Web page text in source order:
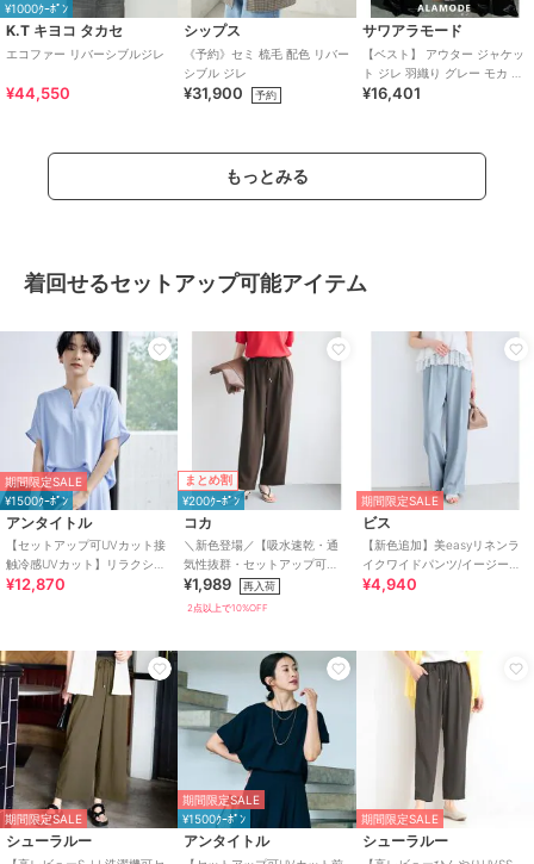
¥1000ｸｰﾎﾟﾝ
K.T キヨコ タカセ
エコファー リバーシブルジレ
¥44,550
シップス
《予約》セミ 梳毛 配色 リバー
シブル ジレ
¥31,900 予約
サワアラモード
【ベスト】 アウター ジャケッ
ト ジレ 羽織り グレー モカ ノ
ースリーブ ボア リバーシブル
¥16,401
もっとみる
着回せるセットアップ可能アイテム
期間限定SALE
¥1500ｸｰﾎﾟﾝ
アンタイトル
【セットアップ可UVカット接
触冷感UVカット】リラクシー
キーVネックブラウス
¥12,870
まとめ割
¥200ｸｰﾎﾟﾝ
コカ
＼新色登場／【吸水速乾・通
気性抜群・セットアップ可
能】シボサテンライクイージ
ーパンツ 全6色
¥1,989 再入荷
2点以上で10%OFF
期間限定SALE
ビス
【新色追加】美easyリネンラ
イクワイドパンツ/イージーケ
ア・接触冷感・セットアップ
¥4,940
期間限定SALE
シューラルー
期間限定SALE
¥1500ｸｰﾎﾟﾝ
アンタイトル
期間限定SALE
シューラルー